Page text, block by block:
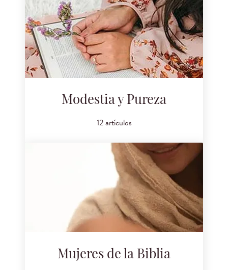
Modestia y Pureza
12 artículos
Mujeres de la Biblia